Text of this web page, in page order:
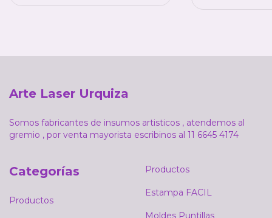
Arte Laser Urquiza
Somos fabricantes de insumos artisticos , atendemos al
gremio , por venta mayorista escribinos al 11 6645 4174
Categorías
Productos
Productos
Estampa FACIL
Moldes Puntillas